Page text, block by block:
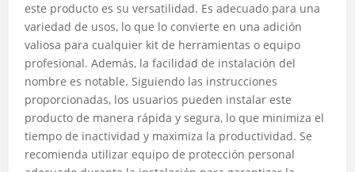
este producto es su versatilidad. Es adecuado para una
variedad de usos, lo que lo convierte en una adición
valiosa para cualquier kit de herramientas o equipo
profesional. Además, la facilidad de instalación del
nombre es notable. Siguiendo las instrucciones
proporcionadas, los usuarios pueden instalar este
producto de manera rápida y segura, lo que minimiza el
tiempo de inactividad y maximiza la productividad. Se
recomienda utilizar equipo de protección personal